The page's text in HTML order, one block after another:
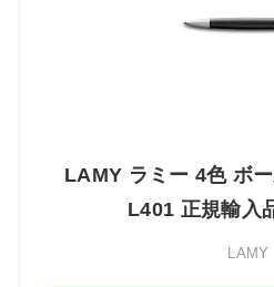
LAMY ラミー 4色 ボ
L401 正規輸入
LAMY